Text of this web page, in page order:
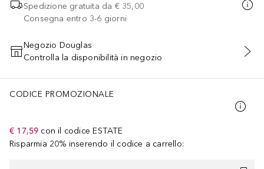
Spedizione gratuita da € 35,00
Consegna entro 3-6 giorni
AGGIUNGI AL CARRELLO
Negozio Douglas
Controlla la disponibilità in negozio
CODICE PROMOZIONALE
€ 17,59 con il codice ESTATE
Risparmia 20% inserendo il codice a carrello: